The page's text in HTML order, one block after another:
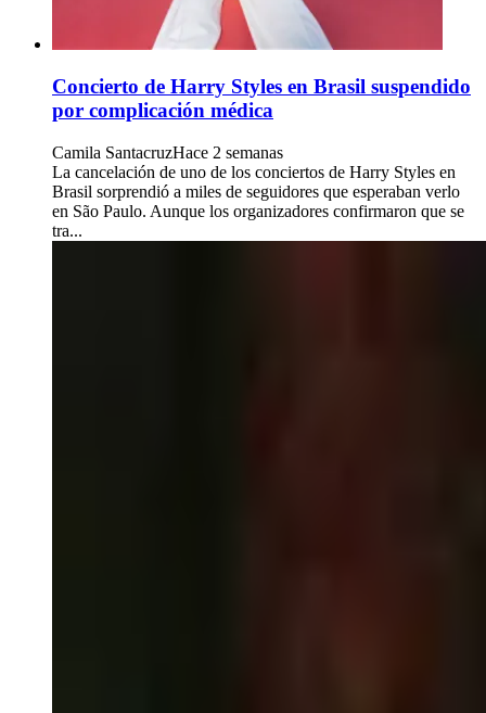
Concierto de Harry Styles en Brasil suspendido
por complicación médica
Camila SantacruzHace 2 semanas
La cancelación de uno de los conciertos de Harry Styles en
Brasil sorprendió a miles de seguidores que esperaban verlo
en São Paulo. Aunque los organizadores confirmaron que se
tra...